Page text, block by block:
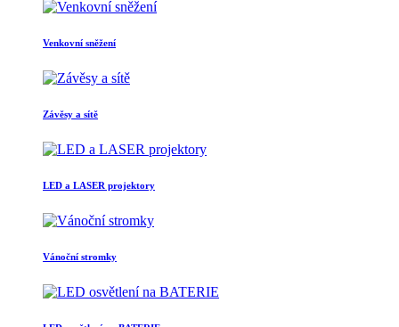
Venkovní sněžení
Závěsy a sítě
LED a LASER projektory
Vánoční stromky